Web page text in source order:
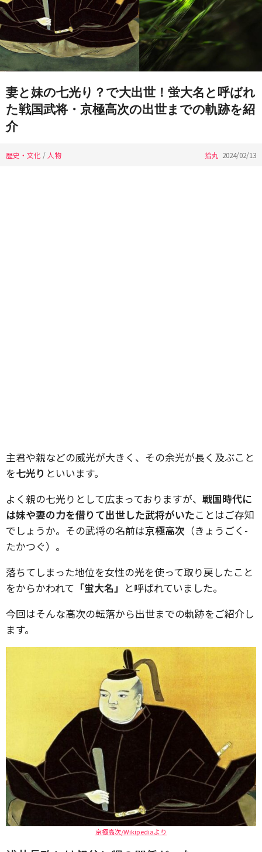
妻と妹の七光り？で大出世！蛍大名と呼ばれ
た戦国武将・京極高次の出世までの軌跡を紹
介
歴史・文化 / 人物 拾丸 2024/02/13
主君や親などの威光が大きく、その余光が長く及ぶこと
を七光り といいます。
よく親の七光りとして広まっておりますが、 戦国時代に
は妹や妻の力を借りて出世した武将がいたことはご存知
でしょうか。その武将の名前は京極高次 （きょうごく-
たかつぐ）。
落ちてしまった地位を女性の光を使って取り戻したこと
をからかわれて 「蛍大名」 と呼ばれていました。
今回はそんな高次の転落から出世までの軌跡をご紹介し
ます。
京極高次/Wikipediaより